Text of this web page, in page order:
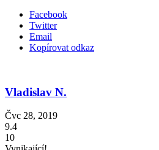
Facebook
Twitter
Email
Kopírovat odkaz
Vladislav N.
Čvc 28, 2019
9.4
10